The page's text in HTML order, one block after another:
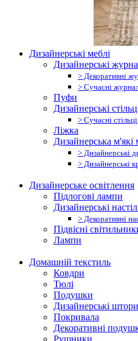
Дизайнерські меблі
Дизайнерські
> Декоративні
> Сучасні
Пуфи
Дизайнерські
> Сучасні стільці
Ліжка
Дизайнерська м'які
> Дизайнерські
> Дизайнерські
Дизайнерське освітлення
Підлогові лампи
Дизайнерські
> Декоративні
Підвісні
Лампи
Домашній текстиль
Ковдри
Тюлі
Подушки
Дизайнерські штори
Покривала
Декоративні
Рушники